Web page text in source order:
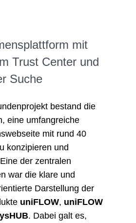
mit
Trust Center und
Suche
bestand die
eine umfangreiche
mit rund 40
konzipieren und
der zentralen
war die klare und
Darstellung der
uniFLOW, uniFLOW
. Dabei galt es,